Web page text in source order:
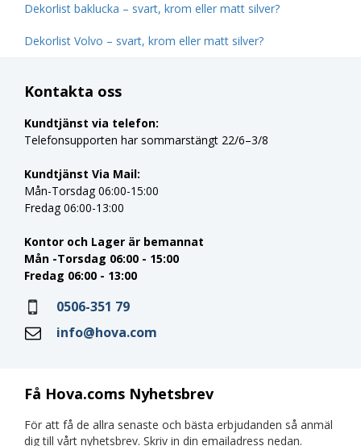
Dekorlist baklucka – svart, krom eller matt silver?
Dekorlist Volvo – svart, krom eller matt silver?
Få Hova.coms Nyhetsbrev
För att få de allra senaste och bästa erbjudanden så anmäl
dig till vårt nyhetsbrev. Skriv in din emailadress nedan.
Kontakta oss
Kundtjänst via telefon:
Telefonsupporten har sommarstängt 22/6–3/8
Kundtjänst Via Mail:
Mån-Torsdag 06:00-15:00
Fredag 06:00-13:00
Kontor och Lager är bemannat
Mån -Torsdag 06:00 - 15:00
Fredag 06:00 - 13:00
0506-351 79
info@hova.com